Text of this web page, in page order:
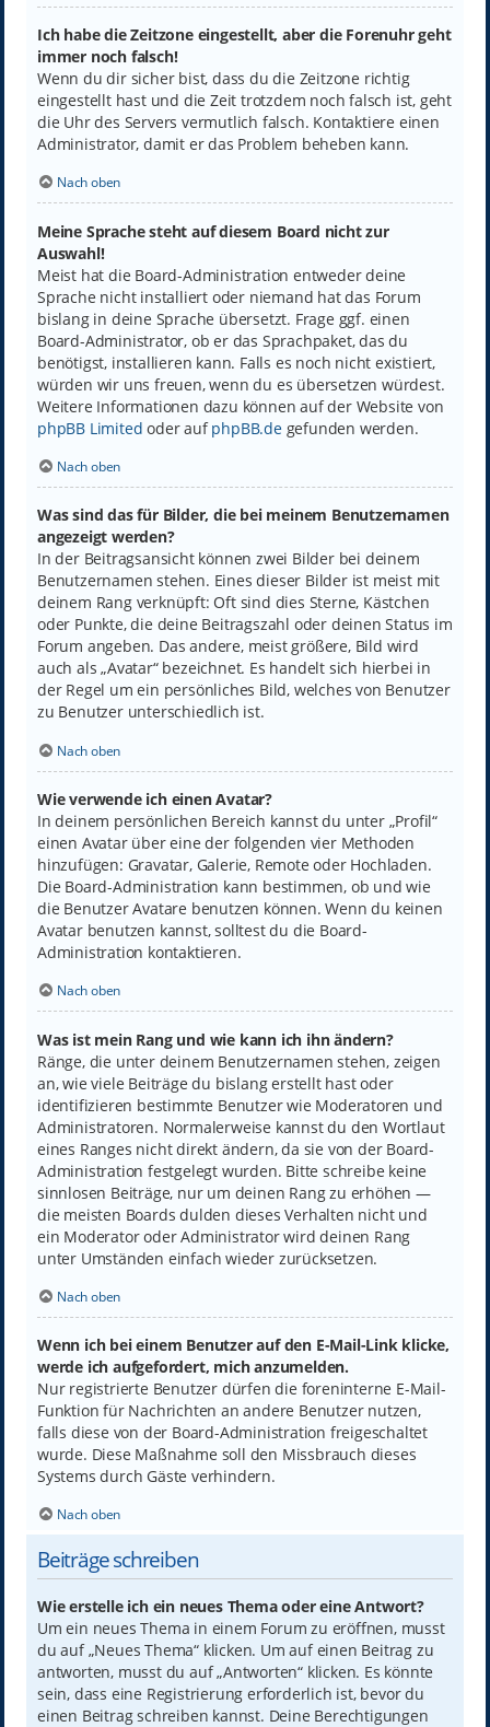
Ich habe die Zeitzone eingestellt, aber die Forenuhr geht
immer noch falsch!
Wenn du dir sicher bist, dass du die Zeitzone richtig
eingestellt hast und die Zeit trotzdem noch falsch ist, geht
die Uhr des Servers vermutlich falsch. Kontaktiere einen
Administrator, damit er das Problem beheben kann.
Nach oben
Meine Sprache steht auf diesem Board nicht zur
Auswahl!
Meist hat die Board-Administration entweder deine
Sprache nicht installiert oder niemand hat das Forum
bislang in deine Sprache übersetzt. Frage ggf. einen
Board-Administrator, ob er das Sprachpaket, das du
benötigst, installieren kann. Falls es noch nicht existiert,
würden wir uns freuen, wenn du es übersetzen würdest.
Weitere Informationen dazu können auf der Website von
phpBB Limited oder aufphpBB.degefunden werden.
Nach oben
Was sind das für Bilder, die bei meinem Benutzernamen
angezeigt werden?
In der Beitragsansicht können zwei Bilder bei deinem
Benutzernamen stehen. Eines dieser Bilder ist meist mit
deinem Rang verknüpft: Oft sind dies Sterne, Kästchen
oder Punkte, die deine Beitragszahl oder deinen Status im
Forum angeben. Das andere, meist größere, Bild wird
auch als „Avatar“ bezeichnet. Es handelt sich hierbei in
der Regel um ein persönliches Bild, welches von Benutzer
zu Benutzer unterschiedlich ist.
Nach oben
Wie verwende ich einen Avatar?
In deinem persönlichen Bereich kannst du unter „Profil“
einen Avatar über eine der folgenden vier Methoden
hinzufügen: Gravatar, Galerie, Remote oder Hochladen.
Die Board-Administration kann bestimmen, ob und wie
die Benutzer Avatare benutzen können. Wenn du keinen
Avatar benutzen kannst, solltest du die Board-
Administration kontaktieren.
Nach oben
Was ist mein Rang und wie kann ich ihn ändern?
Ränge, die unter deinem Benutzernamen stehen, zeigen
an, wie viele Beiträge du bislang erstellt hast oder
identifizieren bestimmte Benutzer wie Moderatoren und
Administratoren. Normalerweise kannst du den Wortlaut
eines Ranges nicht direkt ändern, da sie von der Board-
Administration festgelegt wurden. Bitte schreibe keine
sinnlosen Beiträge, nur um deinen Rang zu erhöhen —
die meisten Boards dulden dieses Verhalten nicht und
ein Moderator oder Administrator wird deinen Rang
unter Umständen einfach wieder zurücksetzen.
Nach oben
Wenn ich bei einem Benutzer auf den E-Mail-Link klicke,
werde ich aufgefordert, mich anzumelden.
Nur registrierte Benutzer dürfen die foreninterne E-Mail-
Funktion für Nachrichten an andere Benutzer nutzen,
falls diese von der Board-Administration freigeschaltet
wurde. Diese Maßnahme soll den Missbrauch dieses
Systems durch Gäste verhindern.
Nach oben
Beiträge schreiben
Wie erstelle ich ein neues Thema oder eine Antwort?
Um ein neues Thema in einem Forum zu eröffnen, musst
du auf „Neues Thema“ klicken. Um auf einen Beitrag zu
antworten, musst du auf „Antworten“ klicken. Es könnte
sein, dass eine Registrierung erforderlich ist, bevor du
einen Beitrag schreiben kannst. Deine Berechtigungen